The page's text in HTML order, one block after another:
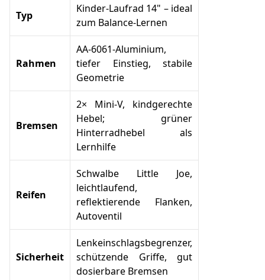
Typ
Kinder-Laufrad 14" – ideal
zum Balance-Lernen
Rahmen
AA-6061-Aluminium,
tiefer Einstieg, stabile
Geometrie
Bremsen
2× Mini-V, kindgerechte
Hebel; grüner
Hinterradhebel als
Lernhilfe
Reifen
Schwalbe Little Joe,
leichtlaufend,
reflektierende Flanken,
Autoventil
Sicherheit
Lenkeinschlagsbegrenzer,
schützende Griffe, gut
dosierbare Bremsen